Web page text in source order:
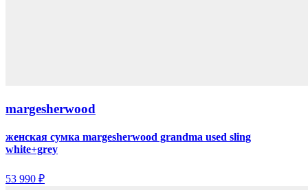
margesherwood
женская сумка margesherwood grandma used sling
white+grey
53 990 ₽